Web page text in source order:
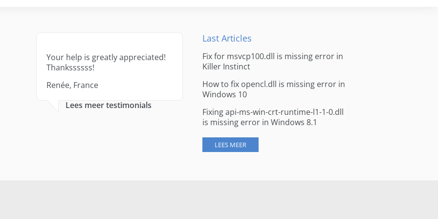
Your help is greatly appreciated!
Thankssssss!
Renée, France
Lees meer testimonials
Last Articles
Fix for msvcp100.dll is missing error in
Killer Instinct
How to fix opencl.dll is missing error in
Windows 10
Fixing api-ms-win-crt-runtime-l1-1-0.dll
is missing error in Windows 8.1
LEES MEER